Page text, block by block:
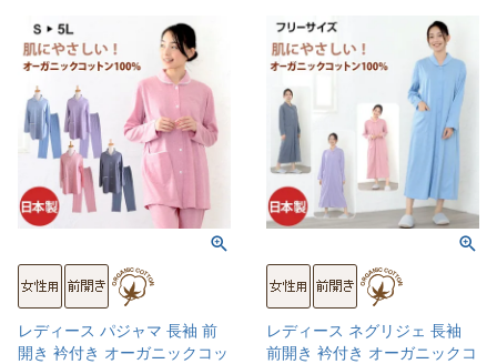
レディース パジャマ 長袖 前
開き 衿付き オーガニックコッ
レディース ネグリジェ 長袖
前開き 衿付き オーガニックコ